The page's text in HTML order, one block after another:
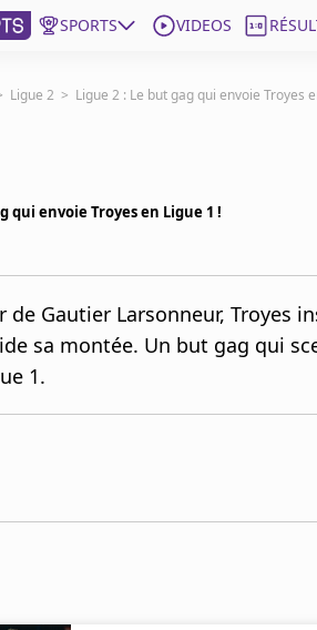
SPORTS VIDEOS
Ligue 2 > Ligue 2 : Le but gag qui envoie Troyes
qui envoie Troyes en Ligue 1 !
de Gautier Larsonneur, Troyes
sa montée. Un but gag qui
1.